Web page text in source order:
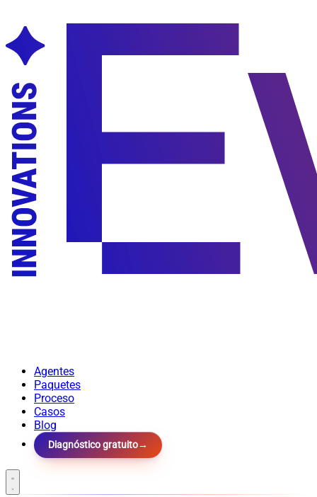
Agentes
Paquetes
Proceso
Casos
Blog
Diagnóstico gratuito→